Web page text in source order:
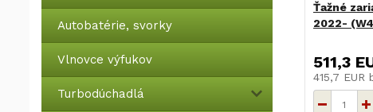
Autobatérie, svorky
Vlnovce výfukov
Turbodúchadlá
Ťažné
2022-
511,3
415,7 EUR